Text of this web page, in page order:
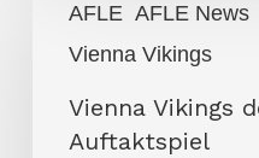
AFLE AFLE News
Vienna Vikings
Vikings
dominieren
Auftaktspiel
Vienna Vikings
Auftaktspiel